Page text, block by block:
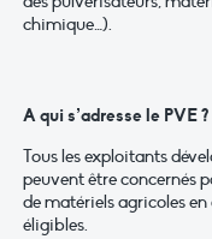
chimique…).
A qui s’adresse le PVE ?
Tous les exploitants
peuvent être concernés
de matériels agricoles
éligibles.